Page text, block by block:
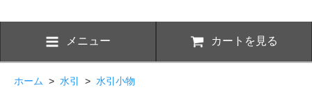
メニュー カートを見る
ホーム > 水引 > 水引小物